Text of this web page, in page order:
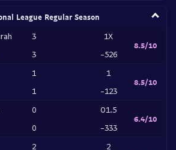
League Regular Season
3
3
1X
-526
8.5/10
1
1
1
-123
8.5/10
0
0
O1.5
-333
6.4/10
2
2